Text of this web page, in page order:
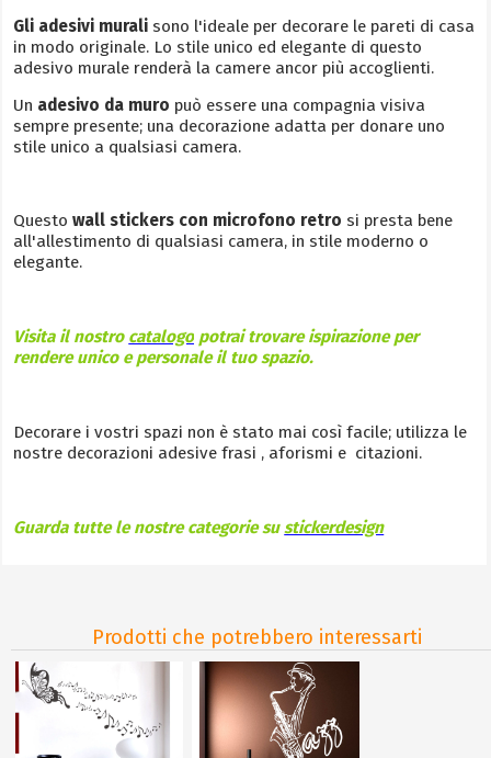
Gli adesivi murali sono l'ideale per decorare le pareti di casa
in modo originale. Lo stile unico ed elegante di questo
adesivo murale renderà la camere ancor più accoglienti.
Un adesivo da muro può essere una compagnia visiva
sempre presente; una decorazione adatta per donare uno
stile unico a qualsiasi camera.
Questowall stickers con microfono retro si presta bene
all'allestimento di qualsiasi camera, in stile moderno o
elegante.
Visita il nostro catalogo potrai trovare ispirazione per
rendere unico e personale il tuo spazio.
Decorare i vostri spazi non è stato mai così facile; utilizza le
nostre decorazioni adesive frasi , aforismi e citazioni.
Guarda tutte le nostre categorie sustickerdesign
Prodotti che potrebbero interessarti